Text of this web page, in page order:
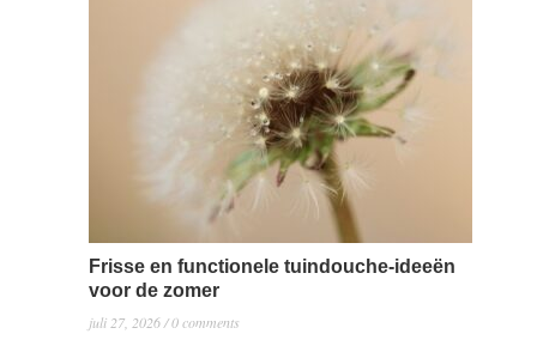
Frisse en functionele tuindouche-ideeën
voor de zomer
juli 27, 2026 / 0 comments